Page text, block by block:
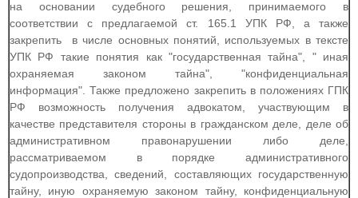
на основании судебного решения, принимаемого в
соответствии с предлагаемой ст. 165.1 УПК РФ, а также
закрепить в числе основных понятий, используемых в тексте
УПК РФ такие понятия как "государственная тайна", " иная
охраняемая законом тайна", "конфиденциальная
информация". Также предложено закрепить в положениях ГПК
РФ возможность получения адвокатом, участвующим в
качестве представителя стороны в гражданском деле, деле об
административном правонарушении либо деле,
рассматриваемом в порядке административного
судопроизводства, сведений, составляющих государственную
тайну, иную охраняемую законом тайну, конфиденциальную